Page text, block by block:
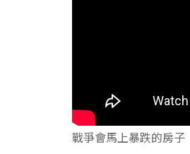
戰爭會馬上暴跌的房子